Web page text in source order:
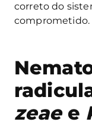
correto do
comprometido.
zeaee